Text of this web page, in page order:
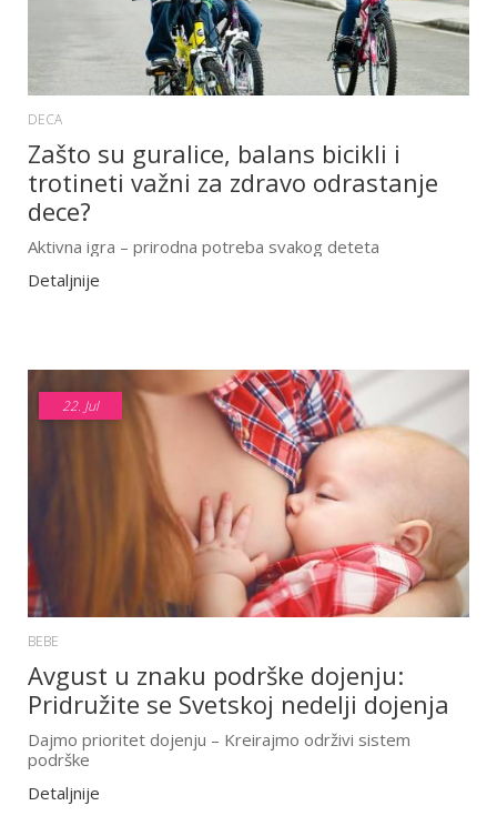
DECA
Zašto su guralice, balans bicikli i
trotineti važni za zdravo odrastanje
dece?
Aktivna igra – prirodna potreba svakog deteta
Detaljnije
22. Jul
BEBE
Avgust u znaku podrške dojenju:
Pridružite se Svetskoj nedelji dojenja
Dajmo prioritet dojenju – Kreirajmo održivi sistem
podrške
Detaljnije